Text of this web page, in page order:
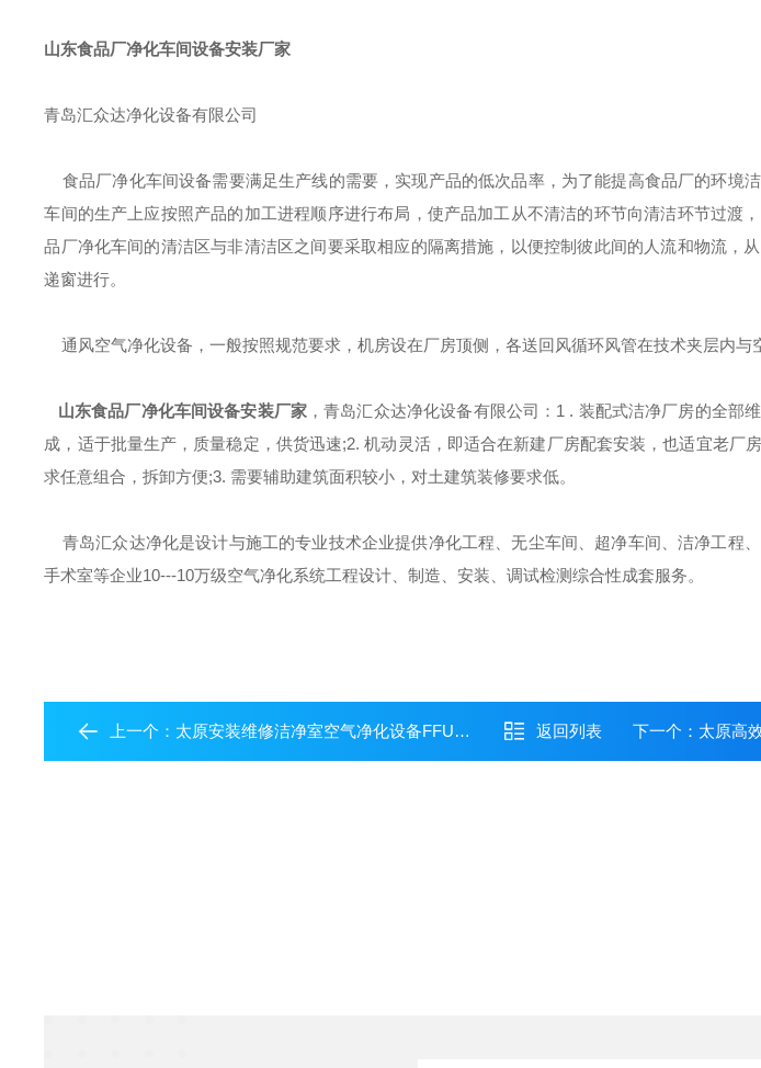
山东食品厂净化车间设备安装厂家
青岛汇众达净化设备有限公司
食品厂净化车间设备需要满足生产线的需要，实现产品的低次品率，为了能提高食品厂的环境
车间的生产上应按照产品的加工进程顺序进行布局，使产品加工从不清洁的环节向清洁环节过渡
品厂净化车间的清洁区与非清洁区之间要采取相应的隔离措施，以便控制彼此间的人流和物流，
递窗进行。
通风空气净化设备 ，一般按照规范要求，机房设在厂房顶侧，各送回风循环风管在技术夹层内与
山东食品厂净化车间设备安装厂家 ，青岛汇众达净化设备有限公司：1 . 装配式洁净厂房的全部
成，适于批量生产，质量稳定，供货迅速;2. 机动灵活，即适合在新建厂房配套安装，也适宜老厂
求任意组合，拆卸方便;3. 需要辅助建筑面积较小，对土建筑装修要求低。
青岛汇众达净化是设计与施工的专业技术企业提供净化工程、无尘车间、超净车间、洁净工程
手术室等企业10---10万级空气净化系统工程设计、制造、安装、调试检测综合性成套服务。
上一个： 太原安装维修洁净室空气净化设备FFU的方法 返回列表 下一个： 太原高